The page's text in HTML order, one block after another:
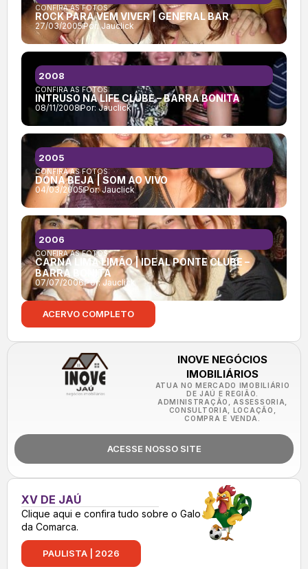
CONFIRA AS FOTOS:
ROCK PARA VEM VIVER | GENERAL BAR
27/03/2005Por:Jauclick
CONFIRA AS FOTOS:
INTRUSO NA LIFE CLUBE – BARRA BONITA
08/11/2008Por: Jauclick
2008
CONFIRA AS FOTOS:
DONA BEJA | SOM AO VIVO
04/03/2005Por:Jauclick
2005
CONFIRA AS FOTOS:
CARNA LIMA LIMÃO | IDEAL PONTE CLUBE –
BARRA BONITA
07/07/2006Por:Jauclick
2006
ACERVO COMPLETO
INOVE NEGÓCIOS
IMOBILIÁRIOS
ATUA NO MERCADO IMOBILIÁRIO
DE JAÚ E REGIÃO.
ADMINISTRAÇÃO, ASSESSORIA,
CONSULTORIA, LOCAÇÃO,
COMPRA E VENDA.
ACESSE NOSSO SITE
XV DE JAÚ
Clique aqui e confira tudo sobre o Galo
da Comarca.
PAULISTA | 2026